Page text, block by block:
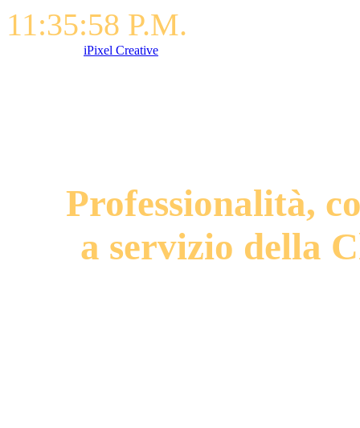
11:35:58 P.M.
iPixel Creative
Professionalità,
a servizio della